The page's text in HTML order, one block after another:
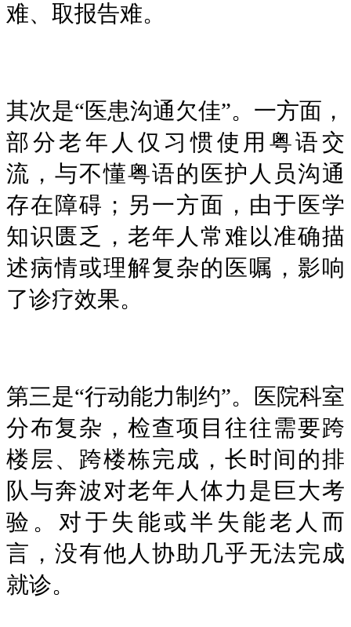
难、取报告难。
其次是“医患沟通欠佳”。一方面，
部分老年人仅习惯使用粤语交
流，与不懂粤语的医护人员沟通
存在障碍；另一方面，由于医学
知识匮乏，老年人常难以准确描
述病情或理解复杂的医嘱，影响
了诊疗效果。
第三是“行动能力制约”。医院科室
分布复杂，检查项目往往需要跨
楼层、跨楼栋完成，长时间的排
队与奔波对老年人体力是巨大考
验。对于失能或半失能老人而
言，没有他人协助几乎无法完成
就诊。